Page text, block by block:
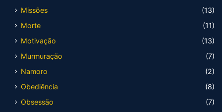
Missões
(13)
Morte
(11)
Motivação
(13)
Murmuração
(7)
Namoro
(2)
Obediência
(8)
Obsessão
(7)